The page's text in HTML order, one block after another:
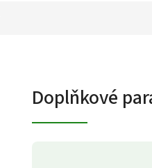
Doplňkové